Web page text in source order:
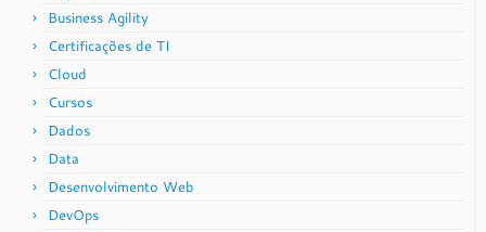
Business Agility
Certificações de TI
Cloud
Cursos
Dados
Data
Desenvolvimento Web
DevOps